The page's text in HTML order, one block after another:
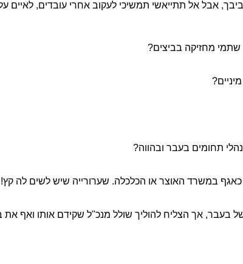
אבל אל תתייאשי תמשיכי לעקוב אחרי עובדים, לאיים
מחזיקה בביצים?
תחומים בעבר ובהווה?
כאגף במשרד האוצר או הכלכלה. שערורייה שיש לשים לה קץ!
אך הצליח להוליך שולל מנכ"ל שקידם אותו ואף את